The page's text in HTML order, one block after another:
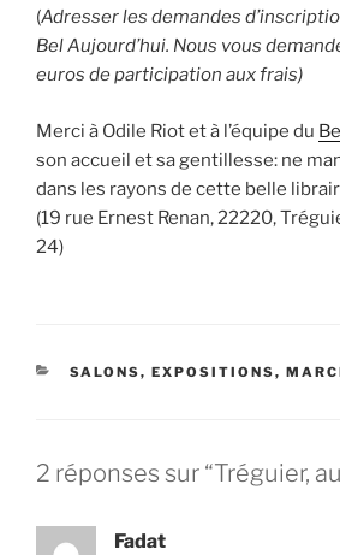
(Adresser les demandes
Bel Aujourd’hui. Nous vous
euros de participation aux frais)
Merci à Odile Riot et à l’équipe du
son accueil et sa gentillesse: ne
dans les rayons de cette belle
(19 rue Ernest Renan, 22220,
24)
CATÉGORIES
SALONS, EXPOSITIONS,
2 réponses sur “Tréguier,
Fadat